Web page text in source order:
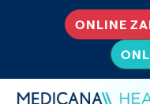
ONLINE